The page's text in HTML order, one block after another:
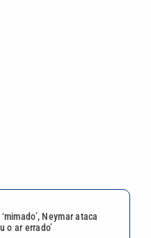
mais de 5 kg de maconha
em Bragança Paulista